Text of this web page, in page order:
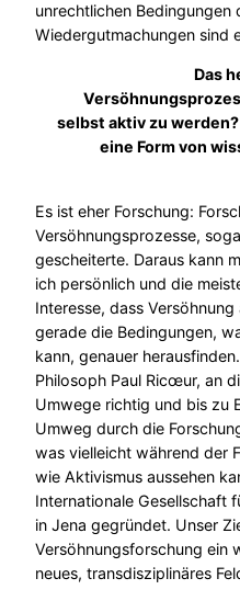
unrechtlichen Bedingungen
Wiedergutmachungen sind
Das
selbst aktiv zu
eine Form von
Es ist eher Forschung:
Versöhnungsprozesse,
gescheiterte. Daraus kann
ich persönlich und die
Interesse, dass
gerade die Bedingungen,
kann, genauer
Philosoph Paul Ricœur, an
Umwege richtig und bis zu
Umweg durch die
was vielleicht während der
wie Aktivismus aussehen
Internationale Gesellschaft
in Jena gegründet. Unser
Versöhnungsforschung ein
neues, transdisziplinäres